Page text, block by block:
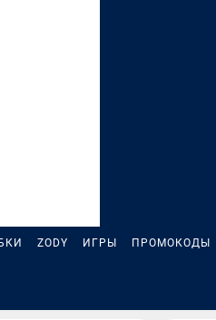
ZODY ИГРЫ ПРОМОКОДЫ